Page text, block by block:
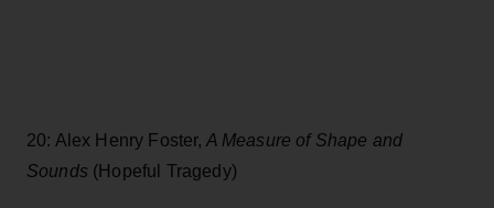
20: Alex Henry Foster, A Measure of Shape and
Sounds (Hopeful Tragedy)